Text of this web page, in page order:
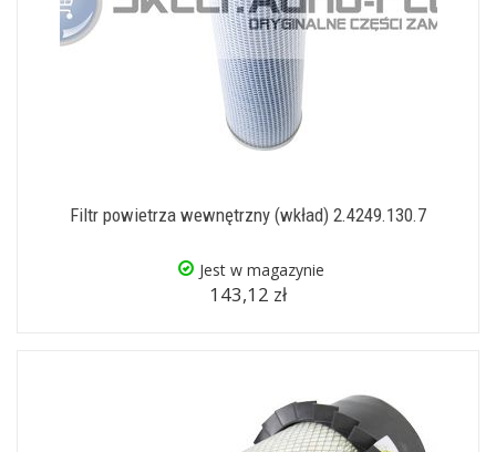
Filtr powietrza wewnętrzny (wkład) 2.4249.130.7
Jest w magazynie
143,12 zł